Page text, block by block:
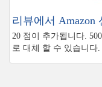
리뷰에서 Amazon
20 점이 추가됩니다.
로 대체 할 수 있습니다.